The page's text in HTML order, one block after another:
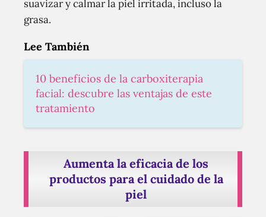
suavizar y calmar la piel irritada, incluso la
grasa.
Lee También
10 beneficios de la carboxiterapia
facial: descubre las ventajas de este
tratamiento
Aumenta la eficacia de los
productos para el cuidado de la
piel